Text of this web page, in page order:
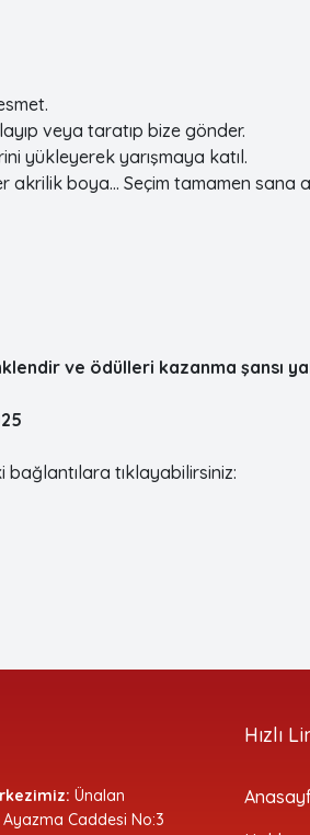
veya taratıp bize gönder.
yükleyerek yarışmaya katıl.
akrilik boya… Seçim tamamen sana
ve ödülleri kazanma şansı
tıklayabilirsiniz:
Ünalan
Caddesi No:3
Hızlı